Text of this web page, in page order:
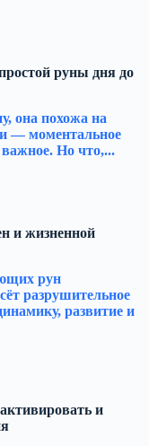
руны дня до
она похожа на
— моментальное
важное. Но что,...
и жизненной
рун
разрушительное
развитие и
и